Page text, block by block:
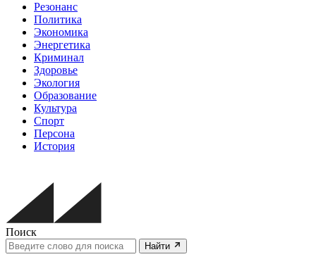
Резонанс
Политика
Экономика
Энергетика
Криминал
Здоровье
Экология
Образование
Культура
Спорт
Персона
История
Поиск
Найти